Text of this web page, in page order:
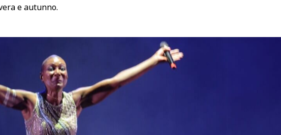
e autunno.